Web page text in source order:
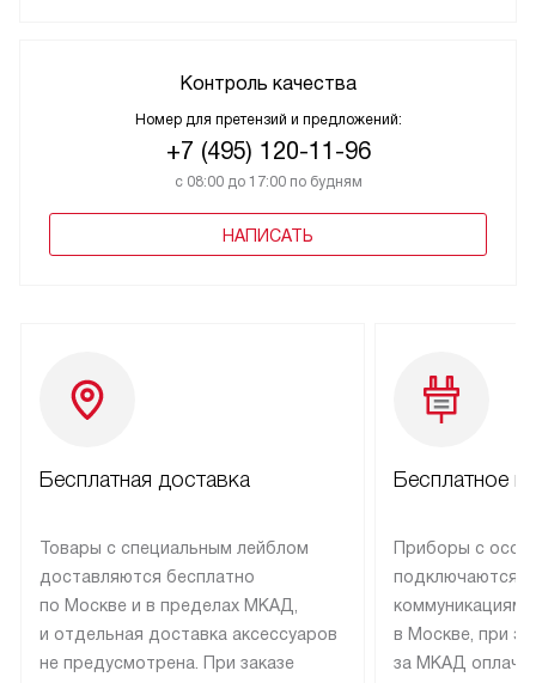
Контроль качества
Номер для претензий и предложений:
+7 (495) 120-11-96
с 08:00 до 17:00 по будням
НАПИСАТЬ
Бесплатная доставка
Товары с специальным лейблом
доставляются бесплатно
по Москве и в пределах МКАД,
и отдельная доставка аксессуаров
не предусмотрена. При заказе
Бесплатное
Приборы с
подключаются к
коммуникациям
в Москве, при
за МКАД